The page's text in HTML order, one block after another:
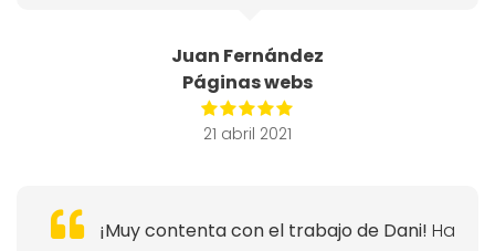
Juan Fernández
Páginas webs
21 abril 2021
¡Muy contenta con el trabajo de Dani! Ha